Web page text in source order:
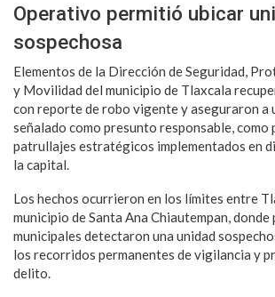
Operativo permitió ubicar
sospechosa
Elementos de la Dirección de Seguridad,
y Movilidad del municipio de Tlaxcala
con reporte de robo vigente y aseguraron a
señalado como presunto responsable, como
patrullajes estratégicos implementados en
la capital.
Los hechos ocurrieron en los límites entre
municipio de Santa Ana Chiautempan, donde
municipales detectaron una unidad
los recorridos permanentes de vigilancia y
delito.